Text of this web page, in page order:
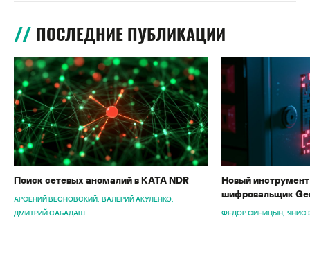
ПОСЛЕДНИЕ ПУБЛИКАЦИИ
Поиск сетевых аномалий в KATA NDR
АРСЕНИЙ ВЕСНОВСКИЙ ВАЛЕРИЙ АКУЛЕНКО
ДМИТРИЙ САБАДАШ
Новый
шифровальщик
ФЕДОР СИНИЦЫН ЯНИС